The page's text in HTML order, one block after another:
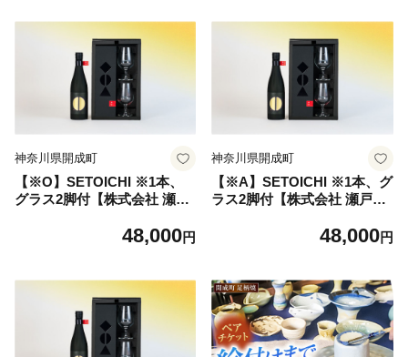
付き 地酒 SAKE 酒 さけ 純米
大吟醸 国産 常温 お土産 ギフ
ト プレゼント 記念日 贈り物
贈答 お祝い [BDAI006-1]
神奈川県開成町
【※O】SETOICHI ※1本、
グラス2脚付【株式会社 瀬戸
吟醸酒 ギフト プレゼント 記
ス付き 地酒 SAKE 酒 さけ 純
米 大吟醸 国産 常温 お土産
ギフト プレゼント 記念日 贈
り物 贈答 お祝い [BDAI006-
48,000円
神奈川県開成町
【※A】SETOICHI ※1本、グ
ラス2脚付【株式会社 瀬戸酒
醸酒 ギフト プレゼント 記念
付き 地酒 SAKE 酒 さけ 純米
大吟醸 国産 常温 お土産 ギフ
ト プレゼント 記念日 贈り物
贈答 お祝い [BDAI006-3]
48,000円